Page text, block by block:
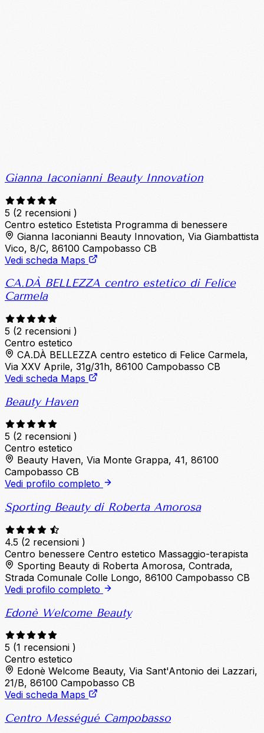
Gianna Iaconianni Beauty Innovation
5 (2 recensioni )
Centro estetico Estetista Programma di benessere
Gianna Iaconianni Beauty Innovation, Via Giambattista
Vico, 8/C, 86100 Campobasso CB
Vedi scheda Maps
CA.DÀ BELLEZZA centro estetico di Felice
Carmela
5 (2 recensioni )
Centro estetico
CA.DÀ BELLEZZA centro estetico di Felice Carmela,
Via XXV Aprile, 31g/31h, 86100 Campobasso CB
Vedi scheda Maps
Beauty Haven
5 (2 recensioni )
Centro estetico
Beauty Haven, Via Monte Grappa, 41, 86100
Campobasso CB
Vedi profilo completo
Sporting Beauty di Roberta Amorosa
4.5 (2 recensioni )
Centro benessere Centro estetico Massaggio-terapista
Sporting Beauty di Roberta Amorosa, Contrada,
Strada Comunale Colle Longo, 86100 Campobasso CB
Vedi profilo completo
Edonè Welcome Beauty
5 (1 recensioni )
Centro estetico
Edonè Welcome Beauty, Via Sant'Antonio dei Lazzari,
21/B, 86100 Campobasso CB
Vedi scheda Maps
Centro Mességué Campobasso